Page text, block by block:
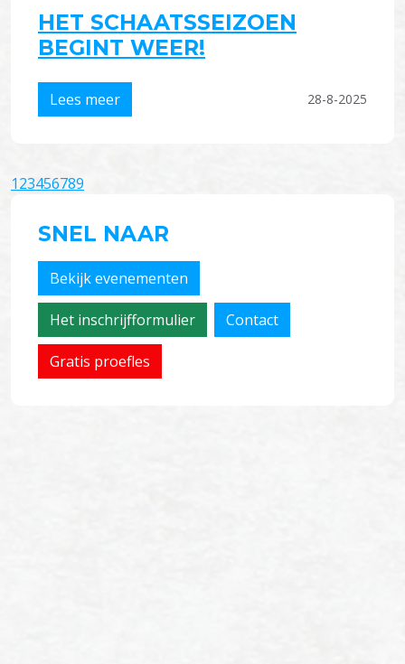
HET SCHAATSSEIZOEN
BEGINT WEER!
Lees meer 28-8-2025
123456789
SNEL NAAR
Bekijk evenementen
Het inschrijfformulier Contact
Gratis proefles